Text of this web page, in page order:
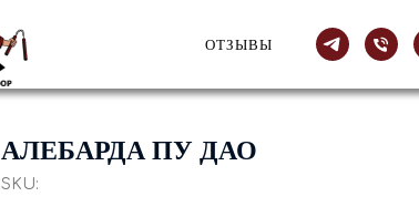
ОТЗЫВЫ
АЛЕБАРДА ПУ ДАО
SKU: